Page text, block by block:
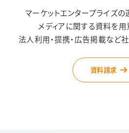
マーケットエンタープライズ
メディアに関する資料を用
法人利用・提携・広告掲載など
資料請求